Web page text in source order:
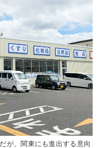
が、関東にも進出する意向